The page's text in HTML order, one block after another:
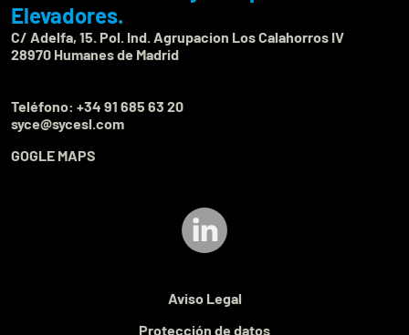
Elevadores.
C/ Adelfa, 15. Pol. Ind. Agrupacion Los Calahorros IV
28970 Humanes de Madrid
Teléfono: +34 91 685 63 20
syce@sycesl.com
GOGLE MAPS
Aviso Legal
Protección de datos